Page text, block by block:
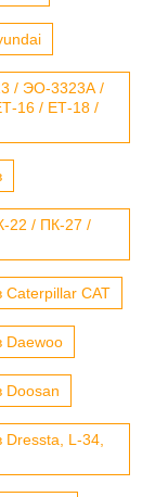
/ ЭО-3323А /
16 / ЕТ-18 /
22 / ПК-27 /
Caterpillar CAT
Daewoo
Doosan
Dressta, L-34,